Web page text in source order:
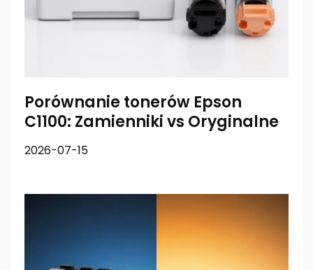
Porównanie tonerów Epson
C1100: Zamienniki vs Oryginalne
2026-07-15